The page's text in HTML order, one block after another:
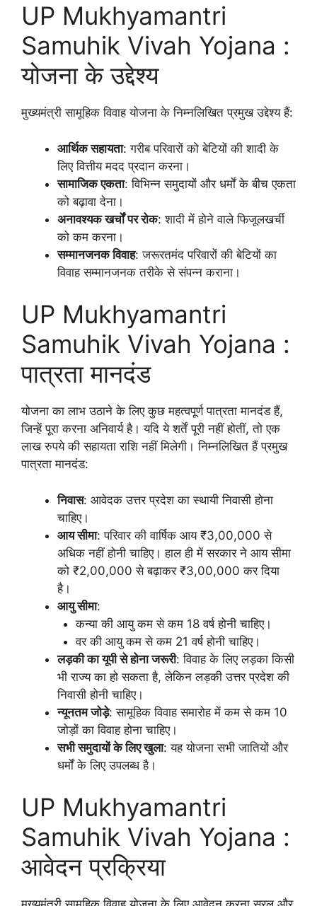
UP Mukhyamantri
Samuhik Vivah Yojana :
योजना के उद्देश्य
मुख्यमंत्री सामूहिक विवाह योजना के निम्नलिखित प्रमुख उद्देश्य हैं:
आर्थिक सहायता: गरीब परिवारों को बेटियों की शादी के
लिए वित्तीय मदद प्रदान करना।
सामाजिक एकता: विभिन्न समुदायों और धर्मों के बीच एकता
को बढ़ावा देना।
अनावश्यक खर्चों पर रोक: शादी में होने वाले फिजूलखर्ची
को कम करना।
सम्मानजनक विवाह: जरूरतमंद परिवारों की बेटियों का
विवाह सम्मानजनक तरीके से संपन्न कराना।
UP Mukhyamantri
Samuhik Vivah Yojana :
पात्रता मानदंड
योजना का लाभ उठाने के लिए कुछ महत्वपूर्ण पात्रता मानदंड हैं,
जिन्हें पूरा करना अनिवार्य है। यदि ये शर्तें पूरी नहीं होतीं, तो एक
लाख रुपये की सहायता राशि नहीं मिलेगी। निम्नलिखित हैं प्रमुख
पात्रता मानदंड:
निवास: आवेदक उत्तर प्रदेश का स्थायी निवासी होना
चाहिए।
आय सीमा: परिवार की वार्षिक आय ₹3,00,000 से
अधिक नहीं होनी चाहिए। हाल ही में सरकार ने आय सीमा
को ₹2,00,000 से बढ़ाकर ₹3,00,000 कर दिया
है।
आयु सीमा:
कन्या की आयु कम से कम 18 वर्ष होनी चाहिए।
वर की आयु कम से कम 21 वर्ष होनी चाहिए।
लड़की का यूपी से होना जरूरी: विवाह के लिए लड़का किसी
भी राज्य का हो सकता है, लेकिन लड़की उत्तर प्रदेश की
निवासी होनी चाहिए।
न्यूनतम जोड़े: सामूहिक विवाह समारोह में कम से कम 10
जोड़ों का विवाह होना चाहिए।
सभी समुदायों के लिए खुला: यह योजना सभी जातियों और
धर्मों के लिए उपलब्ध है।
UP Mukhyamantri
Samuhik Vivah Yojana :
आवेदन प्रक्रिया